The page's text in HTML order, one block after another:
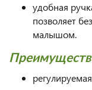
удобная
позволяет
малышом.